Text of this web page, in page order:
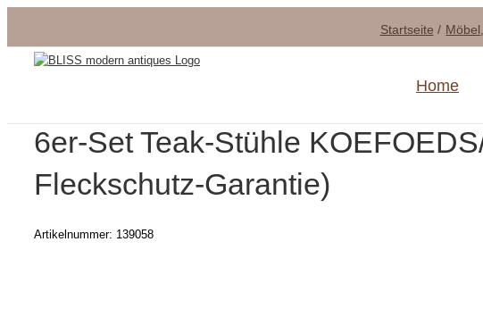
springen
Home
Startseite Möbel
6er-Set Teak-Stühle
Fleckschutz-Garantie)
Artikelnummer: 139058